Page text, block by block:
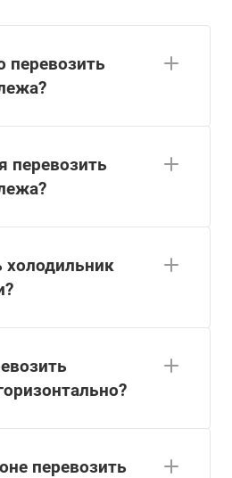
перевозить
перевозить
холодильник
перевозить